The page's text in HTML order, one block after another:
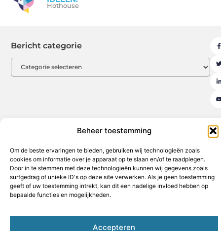
Beheer toestemming
Om de beste ervaringen te bieden, gebruiken wij technologieën zoals
cookies om informatie over je apparaat op te slaan en/of te raadplegen.
Door in te stemmen met deze technologieën kunnen wij gegevens zoals
surfgedrag of unieke ID's op deze site verwerken. Als je geen toestemming
geeft of uw toestemming intrekt, kan dit een nadelige invloed hebben op
bepaalde functies en mogelijkheden.
Accepteren
Hothouse
Bericht categorie
Ons team Over ons Partners Website index Uit De Media
Goede backlinks kopen: de sleutel tot een sterke online autoriteit
Geld verdienen op internet: jouw weg naar financiële vrijheid
All Rights Reserved © 2025
www.hothouse.be